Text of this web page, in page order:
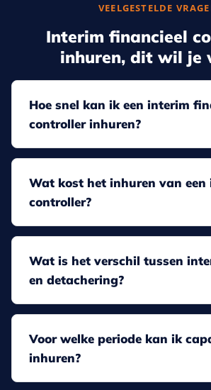
VEELGESTELDE
Interim financieel
inhuren, dit wil je
Hoe snel kan ik een interim
controller inhuren?
Wat kost het inhuren van een
controller?
Wat is het verschil tussen
en detachering?
Voor welke periode kan ik
inhuren?